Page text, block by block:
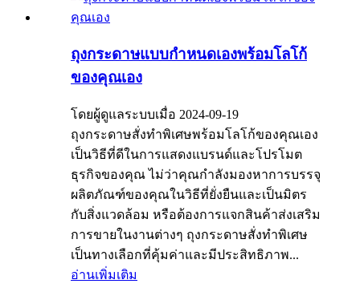
ถุงกระดาษแบบกำหนดเองพร้อมโลโก้
ของคุณเอง
โดยผู้ดูแลระบบเมื่อ 2024-09-19
ถุงกระดาษสั่งทำพิเศษพร้อมโลโก้ของคุณเอง
เป็นวิธีที่ดีในการแสดงแบรนด์และโปรโมต
ธุรกิจของคุณ ไม่ว่าคุณกำลังมองหาการบรรจุ
ผลิตภัณฑ์ของคุณในวิธีที่ยั่งยืนและเป็นมิตร
กับสิ่งแวดล้อม หรือต้องการแจกสินค้าส่งเสริม
การขายในงานต่างๆ ถุงกระดาษสั่งทำพิเศษ
เป็นทางเลือกที่คุ้มค่าและมีประสิทธิภาพ...
อ่านเพิ่มเติม